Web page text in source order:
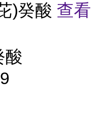
)癸酸 查看
酸